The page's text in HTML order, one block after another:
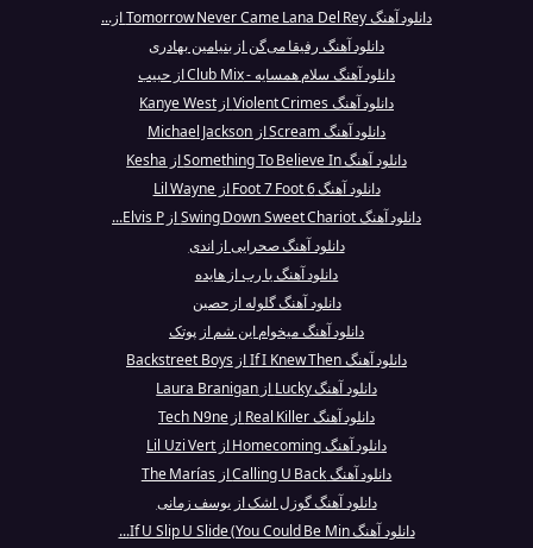
دانلود آهنگ Tomorrow Never Came Lana Del Rey از...
دانلود آهنگ رفیقا می‌گن از بنیامین بهادری
دانلود آهنگ سلام همسایه - Club Mix از حبیب
دانلود آهنگ Violent Crimes از Kanye West
دانلود آهنگ Scream از Michael Jackson
دانلود آهنگ Something To Believe In از Kesha
دانلود آهنگ 6 Foot 7 Foot از Lil Wayne
دانلود آهنگ Swing Down Sweet Chariot از Elvis P...
دانلود آهنگ صحرایی از اندی
دانلود آهنگ یا رب از هایده
دانلود آهنگ گلوله از حصین
دانلود آهنگ میخوام این شم از پوتک
دانلود آهنگ If I Knew Then از Backstreet Boys
دانلود آهنگ Lucky از Laura Branigan
دانلود آهنگ Real Killer از Tech N9ne
دانلود آهنگ Homecoming از Lil Uzi Vert
دانلود آهنگ Calling U Back از The Marías
دانلود آهنگ گوزل اشک از یوسف زمانی
دانلود آهنگ If U Slip U Slide (You Could Be Min...